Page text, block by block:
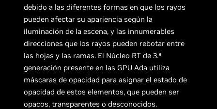
debido a las diferentes formas en que los rayos
pueden afectar su apariencia según la
iluminación de la escena, y las innumerables
direcciones que los rayos pueden rebotar entre
las hojas y las ramas. El Núcleo RT de 3.ª
generación presente en las GPU Ada utiliza
máscaras de opacidad para asignar el estado de
opacidad de estos elementos, que pueden ser
opacos, transparentes o desconocidos.